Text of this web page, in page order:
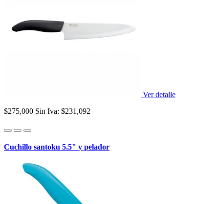
Ver detalle
$275,000 Sin Iva: $231,092
Cuchillo santoku 5.5" y pelador